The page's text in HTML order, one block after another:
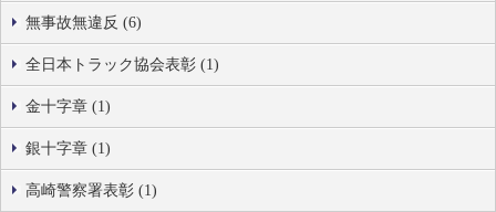
無事故無違反 (6)
全日本トラック協会表彰 (1)
金十字章 (1)
銀十字章 (1)
高崎警察署表彰 (1)